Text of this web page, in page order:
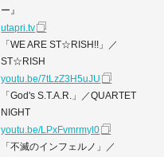
ー』
utapri.tv
「WE ARE ST☆RISH!!」／
ST☆RISH
youtu.be/7tLzZ3H5uJU
「God's S.T.A.R.」／QUARTET
NIGHT
youtu.be/LPxFvmrmyl0
「不滅のインフェルノ」／